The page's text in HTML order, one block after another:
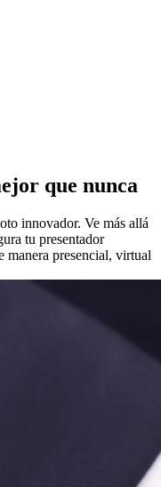
que nunca
innovador. Ve más allá
tu presentador
manera presencial, virtual